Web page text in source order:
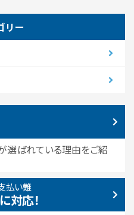
リー
選ばれている理由をご紹
払い難
対応！